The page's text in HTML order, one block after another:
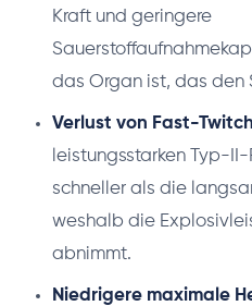
Kraft und geringere
das Organ ist, das den
Verlust von Fast-
leistungsstarken Typ-
schneller als die
weshalb die
abnimmt.
Niedrigere maximale